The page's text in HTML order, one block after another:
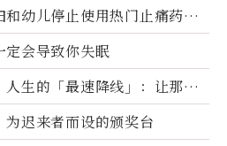
和幼儿停止使用热门止痛药泰
定会导致你失眠
人生的「最速降线」：让那道
自己
为迟来者而设的颁奖台